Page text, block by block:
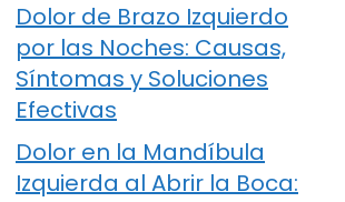
Dolor de Brazo Izquierdo
por las Noches: Causas,
Síntomas y Soluciones
Efectivas
Dolor en la Mandíbula
Izquierda al Abrir la Boca: